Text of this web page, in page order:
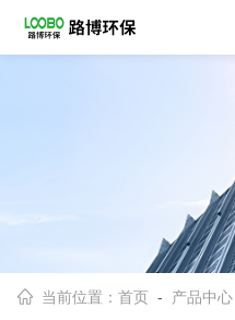
当前位置：首页 - 产品中心